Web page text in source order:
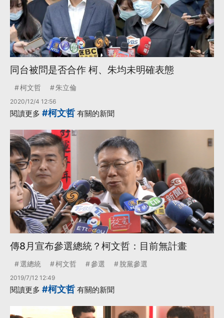
同台被問是否合作 柯、朱均未明確表態
柯文哲 朱立倫
2020/12/4 12:56
閱讀更多 #柯文哲 有關的新聞
傳8月宣布參選總統？柯文哲：目前無計畫
選總統 柯文哲 參選 脫黨參選
2019/7/12 12:49
閱讀更多 #柯文哲 有關的新聞